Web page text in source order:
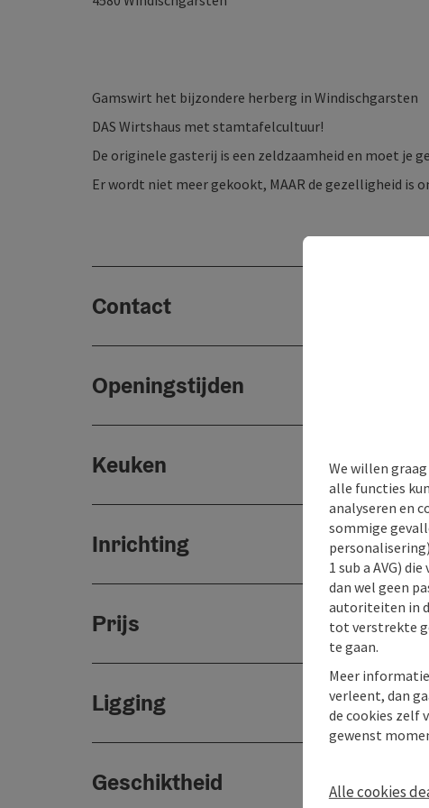
Gamswirt het bijzondere herberg in Windischgarsten
DAS Wirtshaus met stamtafelcultuur!
De originele gasterij is een zeldzaamheid en moet je
Er wordt niet meer gekookt, MAAR de gezelligheid is
Contact
Openingstijden
Keuken
Inrichting
Prijs
Ligging
Geschiktheid
We willen
alle functies
analyseren en
sommige
1 sub a AVG)
dan wel geen
autoriteiten in
tot verstrekte
te gaan.
Meer
verleent, dan
de cookies zelf
gewenst
Alle cookies